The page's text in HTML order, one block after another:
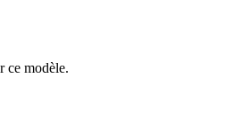
ce modèle.